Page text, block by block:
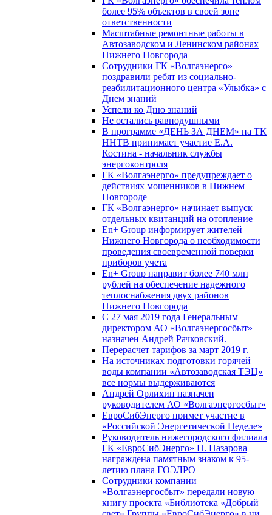
более 95% объектов в своей зоне
ответственности
Масштабные ремонтные работы в
Автозаводском и Ленинском районах
Нижнего Новгорода
Сотрудники ГК «Волгаэнерго»
поздравили ребят из социально-
реабилитационного центра «Улыбка» с
Днем знаний
Успели ко Дню знаний
Не остались равнодушными
В программе «ДЕНЬ ЗА ДНЕМ» на ТК
ННТВ принимает участие Е.А.
Костина - начальник службы
энергоконтроля
ГК «Волгаэнерго» предупреждает о
действиях мошенников в Нижнем
Новгороде
ГК «Волгаэнерго» начинает выпуск
отдельных квитанций на отопление
En+ Group информирует жителей
Нижнего Новгорода о необходимости
проведения своевременной поверки
приборов учета
En+ Group направит более 740 млн
рублей на обеспечение надежного
теплоснабжения двух районов
Нижнего Новгорода
С 27 мая 2019 года Генеральным
директором АО «Волгаэнергосбыт»
назначен Андрей Рачковский.
Перерасчет тарифов за март 2019 г.
На источниках подготовки горячей
воды компании «Автозаводская ТЭЦ»
все нормы выдерживаются
Андрей Орлихин назначен
руководителем АО «Волгаэнергосбыт»
ЕвроСибЭнерго примет участие в
«Российской Энергетической Неделе»
Руководитель нижегородского филиала
ГК «ЕвроСибЭнерго» Н. Назарова
награждена памятным знаком к 95-
летию плана ГОЭЛРО
Сотрудники компании
«Волгаэнергосбыт» передали новую
книгу проекта «Библиотека «Добрый